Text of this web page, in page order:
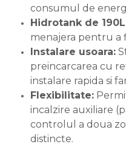
consumul de
Hidrotank de
menajera pentru a
Instalare usoara:
preincarcarea cu
instalare rapida si
Flexibilitate:
incalzire auxiliare
controlul a doua
distincte.